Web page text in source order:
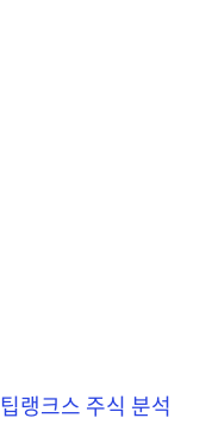
팁랭크스 주식 분석